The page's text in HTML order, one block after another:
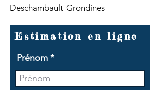
Deschambault-Grondines
Estimation en ligne
Prénom